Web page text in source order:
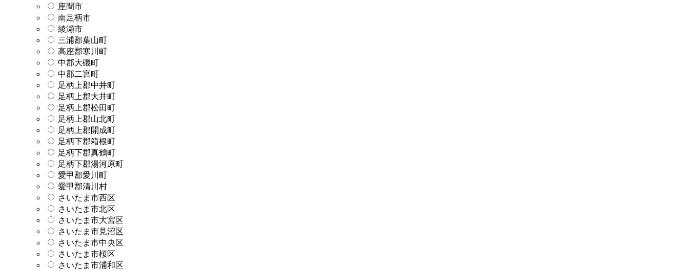
座間市
南足柄市
綾瀬市
三浦郡葉山町
高座郡寒川町
中郡大磯町
中郡二宮町
足柄上郡中井町
足柄上郡大井町
足柄上郡松田町
足柄上郡山北町
足柄上郡開成町
足柄下郡箱根町
足柄下郡真鶴町
足柄下郡湯河原町
愛甲郡愛川町
愛甲郡清川村
さいたま市西区
さいたま市北区
さいたま市大宮区
さいたま市見沼区
さいたま市中央区
さいたま市桜区
さいたま市浦和区